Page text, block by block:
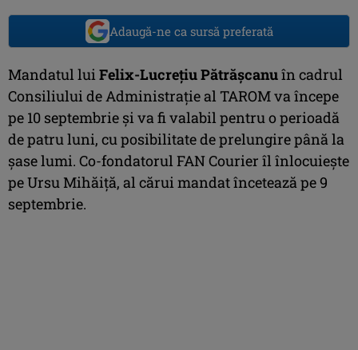
Adaugă-ne ca sursă preferată
Mandatul luiFelix-Lucrețiu Pătrășcanuîn cadrul
Consiliului de Administrație al TAROM va începe
pe 10 septembrie și va fi valabil pentru o perioadă
de patru luni, cu posibilitate de prelungire până la
șase lumi. Co-fondatorul FAN Courier îl înlocuiește
pe Ursu Mihăiță, al cărui mandat încetează pe 9
septembrie.